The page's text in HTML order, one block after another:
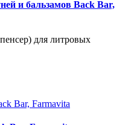
и бальзамов Back Bar,
для литровых